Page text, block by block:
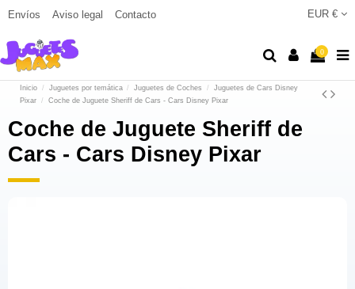
Envíos Aviso legal Contacto EUR €
0
Inicio Juguetes por temática Juguetes de Coches
Juguetes de Cars Disney
Pixar
Coche de Juguete Sheriff de Cars - Cars Disney Pixar
Coche de Juguete Sheriff de
Cars - Cars Disney Pixar